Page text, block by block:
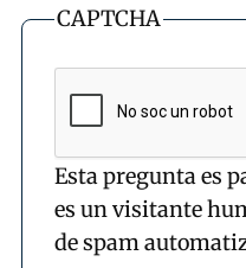
CAPTCHA
Esta pregunta es
es un visitante
de spam